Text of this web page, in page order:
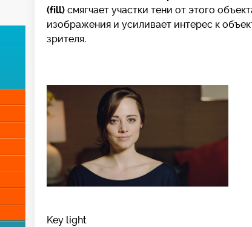
(fill)смягчает участки тени от этого
изображения и усиливает интерес к
зрителя.
Key light